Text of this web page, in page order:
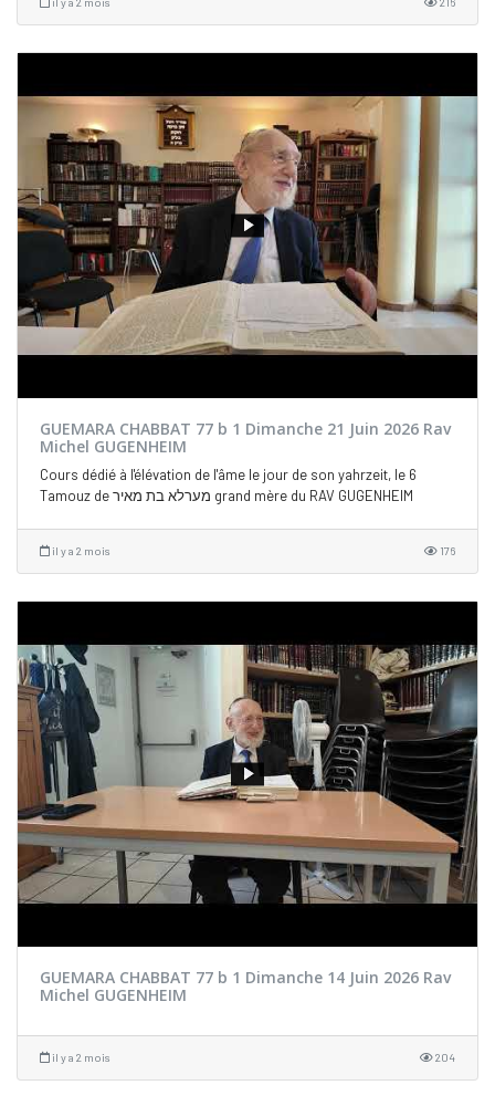
GUEMARA CHABBAT 77 b 1 Dimanche 21 Juin 2026 Rav
Michel GUGENHEIM
Cours dédié à l'élévation de l'âme le jour de son yahrzeit, le 6
Tamouz de מערלא בת מאיר grand mère du RAV GUGENHEIM
il y a 2 mois 176
GUEMARA CHABBAT 77 b 1 Dimanche 14 Juin 2026 Rav
Michel GUGENHEIM
il y a 2 mois 204